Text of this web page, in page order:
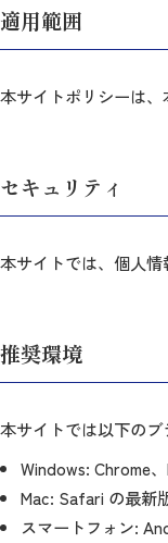
適用範囲
本サイトポリシーは、
セキュリティ
本サイトでは、個人
推奨環境
本サイトでは以下のブ
Windows: Chrome
Mac: Safari の最新
スマートフォン: